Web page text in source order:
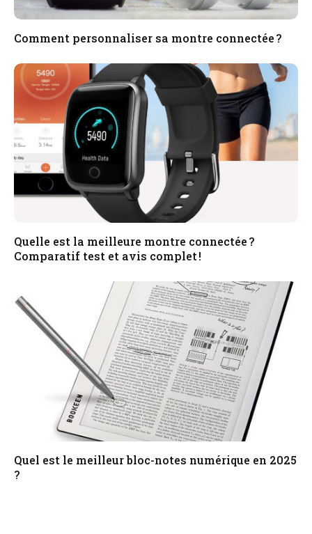
Comment personnaliser sa montre connectée ?
Quelle est la meilleure montre connectée ?
Comparatif test et avis complet !
Quel est le meilleur bloc-notes numérique en 2025
?